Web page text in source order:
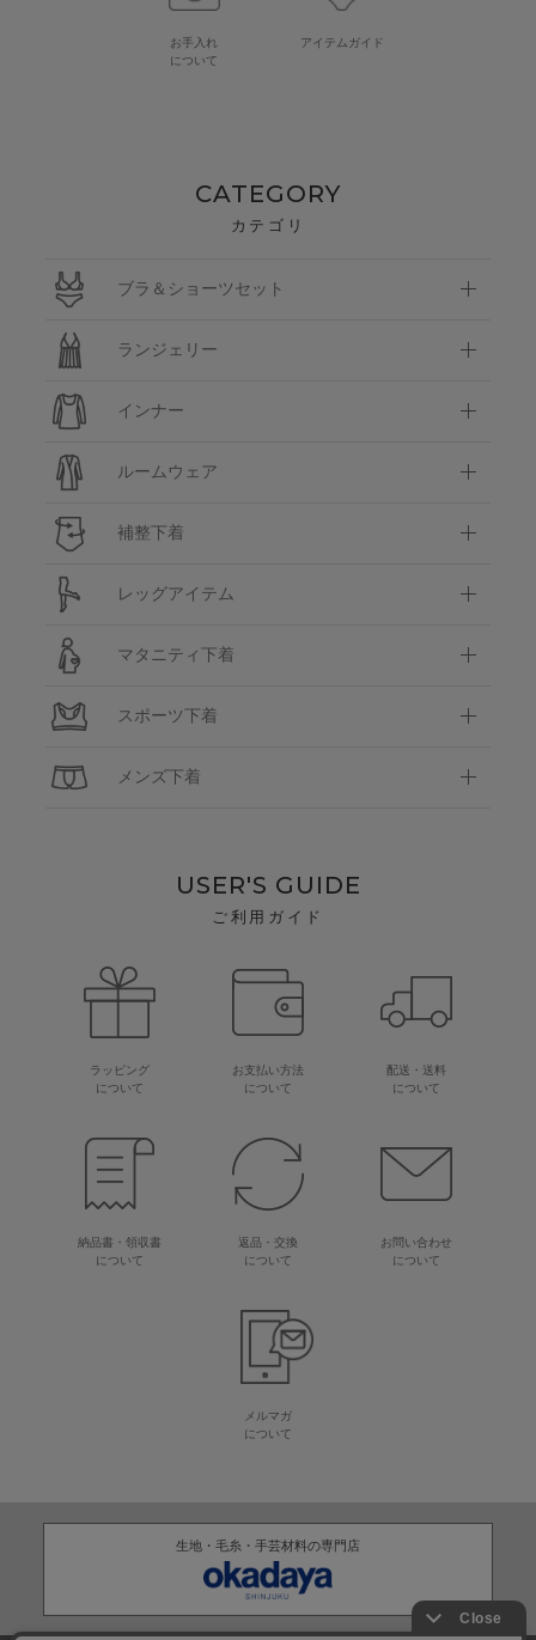
お手入れ
について
アイテムガイド
CATEGORY
カテゴリ
ブラ＆ショーツセット
ランジェリー
インナー
ルームウェア
補整下着
レッグアイテム
マタニティ下着
スポーツ下着
メンズ下着
USER'S GUIDE
ご利用ガイド
ラッピング
について
お支払い方法
について
配送・送料
について
納品書・領収書
について
返品・交換
について
お問い合わせ
について
メルマガ
について
生地・毛糸・手芸材料の専門店